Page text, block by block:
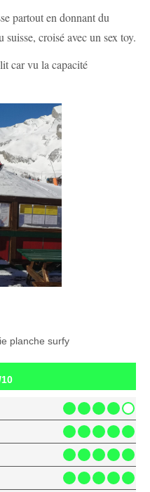
partout en donnant du
croisé avec un sex toy.
car vu la capacité
planche surfy